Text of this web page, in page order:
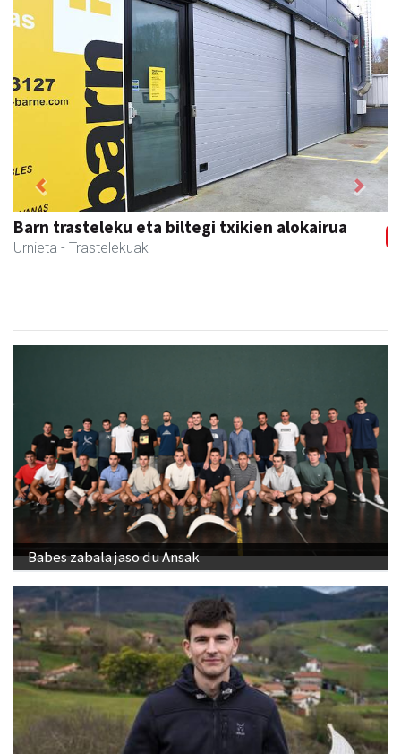
Zabala bitxitegia
Andoain - Bitxitegiak
Previous Next
Babes zabala jaso du Ansak